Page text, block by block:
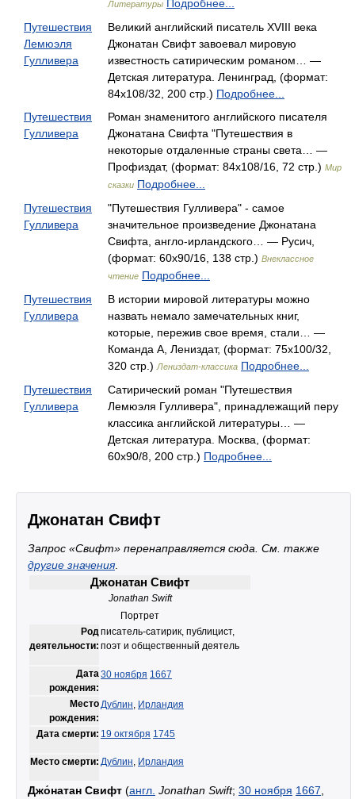
Литературы Подробнее...
Путешествия
Лемюэля
Гулливера
Великий английский писатель XVIII века
Джонатан Свифт завоевал мировую
известность сатирическим романом… —
Детская литература. Ленинград, (формат:
84x108/32, 200 стр.) Подробнее...
Путешествия
Гулливера
Роман знаменитого английского писателя
Джонатана Свифта "Путешествия в
некоторые отдаленные страны света… —
Профиздат, (формат: 84x108/16, 72 стр.) Мир
сказки Подробнее...
Путешествия
Гулливера
"Путешествия Гулливера" - самое
значительное произведение Джонатана
Свифта, англо-ирландского… — Русич,
(формат: 60x90/16, 138 стр.) Внеклассное
чтение Подробнее...
Путешествия
Гулливера
В истории мировой литературы можно
назвать немало замечательных книг,
которые, пережив свое время, стали… —
Команда А, Лениздат, (формат: 75x100/32,
320 стр.) Лениздат-классика Подробнее...
Путешествия
Гулливера
Сатирический роман "Путешествия
Лемюэля Гулливера", принадлежащий перу
классика английской литературы… —
Детская литература. Москва, (формат:
60x90/8, 200 стр.) Подробнее...
Джонатан Свифт
Запрос «Свифт» перенаправляется сюда. Cм. также
другие значения.
Джонатан Свифт
Jonathan Swift
Портрет
Род
деятельности:
писатель-сатирик, публицист,
поэт и общественный деятель
Дата
рождения:
30 ноября 1667
Место
рождения:
Дублин, Ирландия
Дата смерти: 19 октября 1745
Место смерти: Дублин, Ирландия
Джо́натан Свифт (англ. Jonathan Swift; 30 ноября 1667